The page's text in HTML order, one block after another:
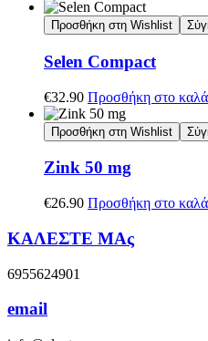
Προσθήκη στη Wishlist
Selen Compact
€32.90 Προσθήκη στο
Προσθήκη στη Wishlist
Zink 50 mg
€26.90 Προσθήκη στο
ΚΑΛΕΣΤΕ ΜΑς
6955624901
email